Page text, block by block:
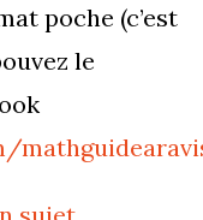
poche (c’est
le
sujet